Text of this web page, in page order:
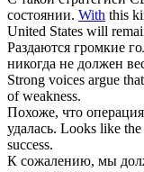
состоянии. With this
United States will
Раздаются громкие
никогда не должен
Strong voices argue
of weakness.
Похоже, что
удалась. Looks like
success.
К сожалению, мы